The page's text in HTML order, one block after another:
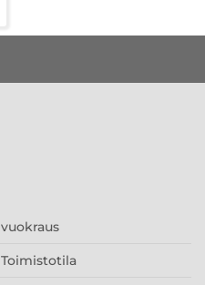
vuokraus
Toimistotila